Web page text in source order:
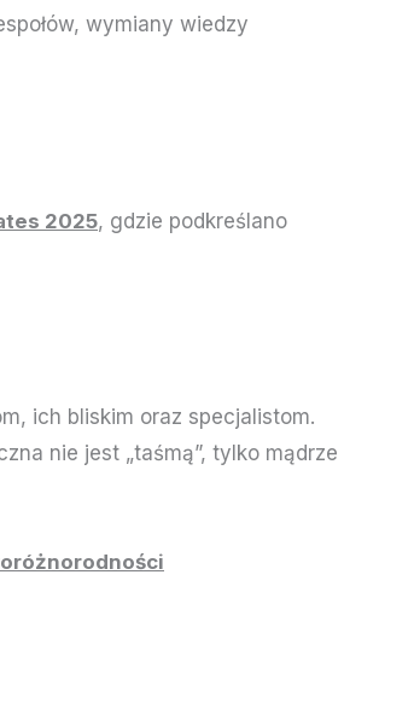
wymiany wiedzy
2025, gdzie podkreślano
ich bliskim oraz specjalistom.
nie jest „taśmą”, tylko mądrze